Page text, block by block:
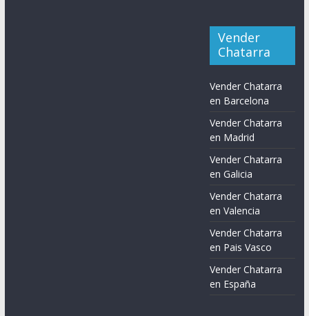
Vender
Chatarra
Vender Chatarra
en Barcelona
Vender Chatarra
en Madrid
Vender Chatarra
en Galicia
Vender Chatarra
en Valencia
Vender Chatarra
en Pais Vasco
Vender Chatarra
en España